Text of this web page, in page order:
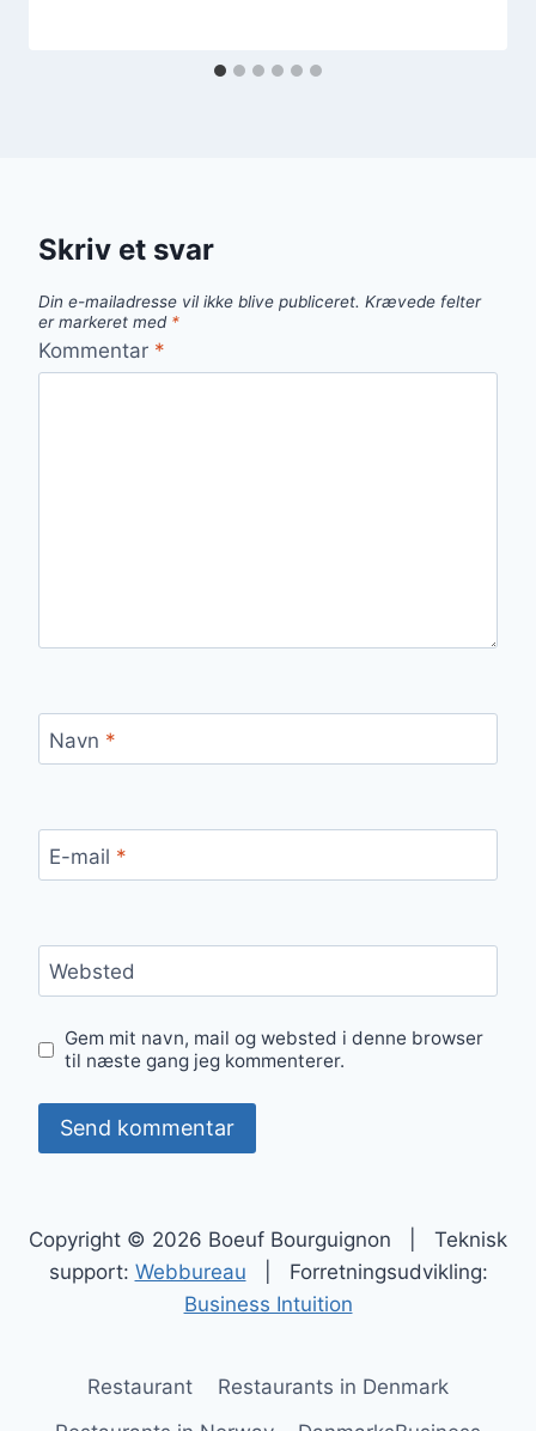
Skriv et svar
Din e-mailadresse vil ikke blive publiceret. Krævede felter
er markeret med *
Kommentar *
Navn *
E-mail *
Websted
Gem mit navn, mail og websted i denne browser
til næste gang jeg kommenterer.
Copyright © 2026 Boeuf Bourguignon | Teknisk
support: Webbureau | Forretningsudvikling:
Business Intuition
Restaurant
Restaurants in Denmark